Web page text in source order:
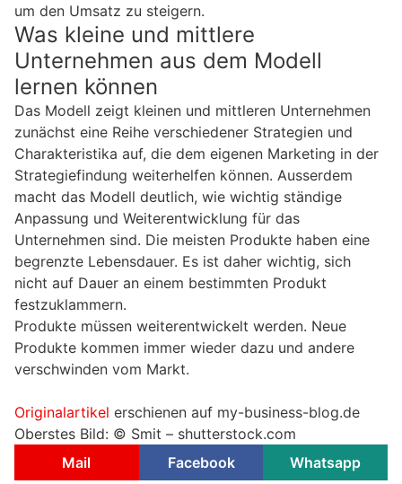
um den Umsatz zu steigern.
Was kleine und mittlere
Unternehmen aus dem Modell
lernen können
Das Modell zeigt kleinen und mittleren Unternehmen
zunächst eine Reihe verschiedener Strategien und
Charakteristika auf, die dem eigenen Marketing in der
Strategiefindung weiterhelfen können. Ausserdem
macht das Modell deutlich, wie wichtig ständige
Anpassung und Weiterentwicklung für das
Unternehmen sind. Die meisten Produkte haben eine
begrenzte Lebensdauer. Es ist daher wichtig, sich
nicht auf Dauer an einem bestimmten Produkt
festzuklammern.
Produkte müssen weiterentwickelt werden. Neue
Produkte kommen immer wieder dazu und andere
verschwinden vom Markt.
Originalartikel erschienen auf my-business-blog.de
Oberstes Bild: © Smit – shutterstock.com
Mail
Facebook Whatsapp